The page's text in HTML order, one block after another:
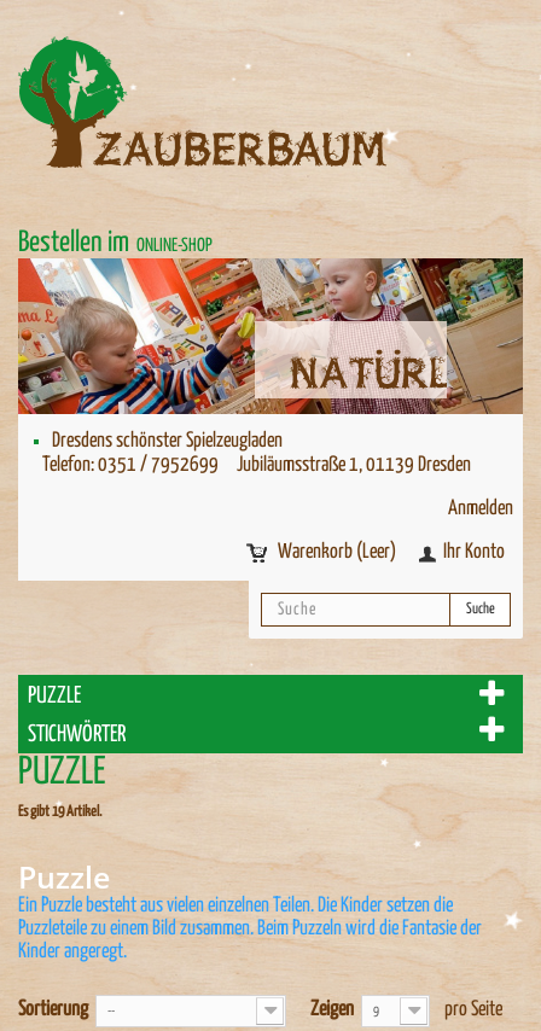
Bestellen im ONLINE-SHOP
Natürlich spielen
Natürlich spielen
Dresdens schönster Spielzeugladen
Telefon: 0351 / 7952699 Jubiläumsstraße 1, 01139 Dresden
Anmelden
Warenkorb (Leer) Ihr Konto
Suche
PUZZLE
STICHWÖRTER
PUZZLE
Es gibt 19 Artikel.
Puzzle
Ein Puzzle besteht aus vielen einzelnen Teilen. Die Kinder setzen die
Puzzleteile zu einem Bild zusammen. Beim Puzzeln wird die Fantasie der
Kinder angeregt.
Sortierung -- Zeigen 9 pro Seite